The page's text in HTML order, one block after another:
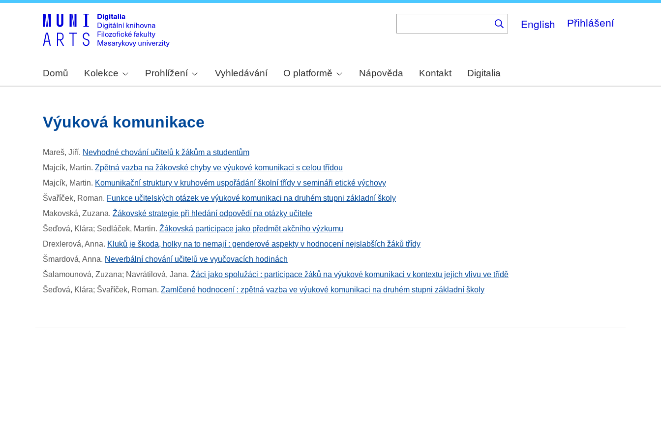
English Přihlášení
Domů Kolekce Prohlížení Vyhledávání O platformě Nápověda Kontakt Digitalia
výuková komunikace
Mareš, Jiří. Nevhodné chování učitelů k žákům a studentům
Majcík, Martin. Zpětná vazba na žákovské chyby ve výukové komunikaci s celou třídou
Majcík, Martin. Komunikační struktury v kruhovém uspořádání školní třídy v semináři etické výchovy
Švaříček, Roman. Funkce učitelských otázek ve výukové komunikaci na druhém stupni základní školy
Makovská, Zuzana. Žákovské strategie při hledání odpovědí na otázky učitele
Šeďová, Klára; Sedláček, Martin. Žákovská participace jako předmět akčního výzkumu
Drexlerová, Anna. Kluků je škoda, holky na to nemají : genderové aspekty v hodnocení nejslabších žáků třídy
Šmardová, Anna. Neverbální chování učitelů ve vyučovacích hodinách
Šalamounová, Zuzana; Navrátilová, Jana. Žáci jako spolužáci : participace žáků na výukové komunikaci v kontextu jejich vlivu ve třídě
Šeďová, Klára; Švaříček, Roman. Zamlčené hodnocení : zpětná vazba ve výukové komunikaci na druhém stupni základní školy